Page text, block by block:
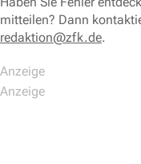
mitteilen? Dann
redaktion@zfk.de.